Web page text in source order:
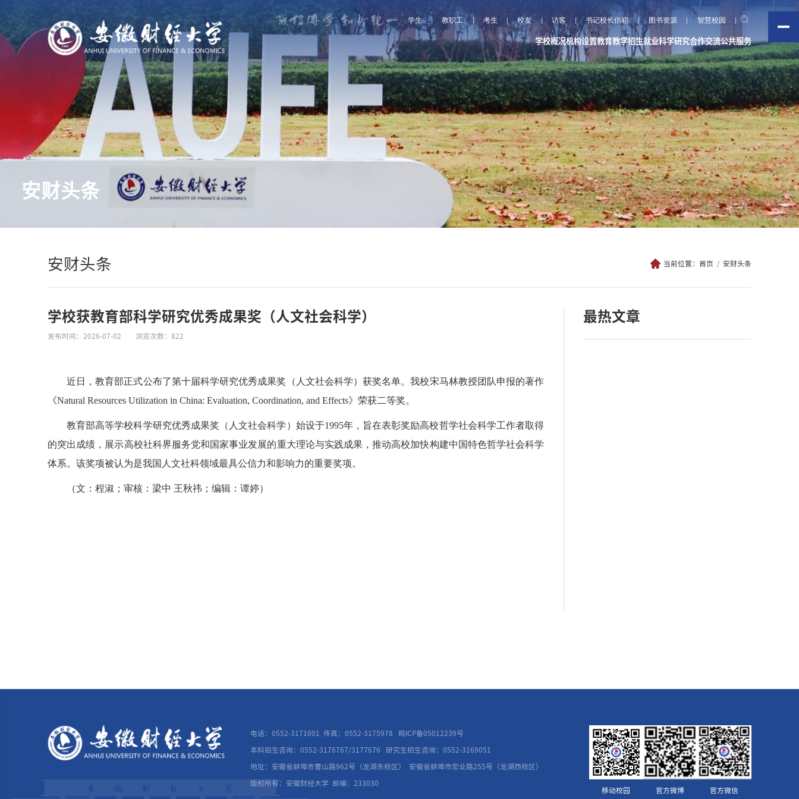
学生 教职工 考生 校友 访客 书记校长信箱 图书资源 智慧校园
学校概况机构设置教育教学招生就业科学研究合作交流公共服务
安财头条
安财头条 当前位置：首页 安财头条
学校获教育部科学研究优秀成果奖（人文社会科学）
发布时间：2026-07-02 浏览次数： 822
近日，教育部正式公布了第十届科学研究优秀成果奖（人文社会科学）获奖名单。我校宋马林教授团队申报的著作
《Natural Resources Utilization in China: Evaluation, Coordination, and Effects》荣获二等奖。
教育部高等学校科学研究优秀成果奖（人文社会科学）始设于1995年，旨在表彰奖励高校哲学社会科学工作者取得
的突出成绩，展示高校社科界服务党和国家事业发展的重大理论与实践成果，推动高校加快构建中国特色哲学社会科学
体系。该奖项被认为是我国人文社科领域最具公信力和影响力的重要奖项。
（文：程淑；审核：梁中 王秋祎；编辑：谭婷）
最热文章
电话：0552-3171001 传真：0552-3175978 皖ICP备05012239号
本科招生咨询：0552-3176767/3177676 研究生招生咨询：0552-3169051
地址：安徽省蚌埠市曹山路962号（龙湖东校区） 安徽省蚌埠市宏业路255号（龙湖西校区）
版权所有：安徽财经大学
邮编：233030
移动校园
官方微博 官方微信